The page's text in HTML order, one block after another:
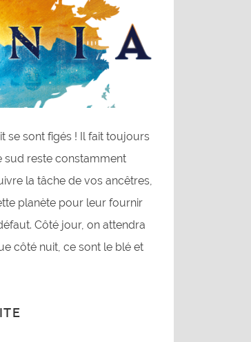
se sont figés ! Il fait toujours
sud reste constamment
la tâche de vos ancêtres,
planète pour leur fournir
Côté jour, on attendra
côté nuit, ce sont le blé et